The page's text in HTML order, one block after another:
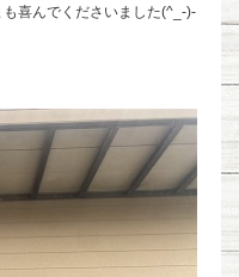
喜んでくださいました(^_-)-